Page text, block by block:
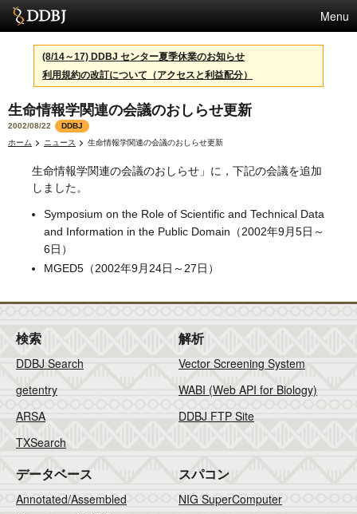
Menu
サービス
スパコン
統計
活動
センターについて
利用規約
問合せ
English
(8/14～17) DDBJ センター夏季休業のお知らせ
利用規約の改訂について（アクセスと利益配分）
生命情報学関連の会議のおしらせ更新
2002/08/22
DDBJ
ホーム
ニュース 生命情報学関連の会議のおしらせ更新
生命情報学関連の会議のおしらせ」に，下記の会議を追加
しました。
Symposium on the Role of Scientific and Technical Data
and Information in the Public Domain（2002年9月5日～
6日）
MGED5（2002年9月24日～27日）
検索
DDBJ Search
getentry
ARSA
TXSearch
解析
Vector Screening System
WABI (Web API for Biology)
DDBJ FTP Site
データベース
Annotated/Assembled
スパコン
NIG SuperComputer